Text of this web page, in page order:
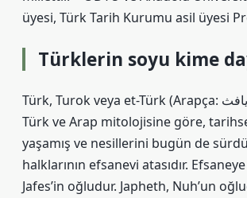
üyesi, Türk Tarih Kurumu asil üyesi
Türklerin soyu kime
Türk, Turok veya et-Türk (Arapça: الترك ابن يافث),
Türk ve Arap mitolojisine göre,
yaşamış ve nesillerini bugün de
halklarının efsanevi atasıdır.
Jafes’in oğludur. Japheth, Nuh’un